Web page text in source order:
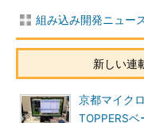
組み込み開発ニュー
新しい連
京都マイク
TOPPERS